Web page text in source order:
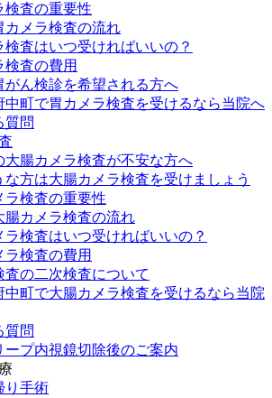
検査の重要性
カメラ検査の流れ
検査はいつ受ければいいの？
検査の費用
がん検診を希望される方へ
中町で胃カメラ検査を受けるなら当院へ
質問
大腸カメラ検査が不安な方へ
な方は大腸カメラ検査を受けましょう
ラ検査の重要性
腸カメラ検査の流れ
ラ検査はいつ受ければいいの？
ラ検査の費用
査の二次検査について
中町で大腸カメラ検査を受けるなら当院
質問
ープ内視鏡切除後のご案内
り手術